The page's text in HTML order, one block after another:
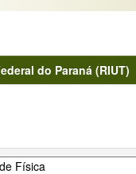
do Paraná (RIUT)